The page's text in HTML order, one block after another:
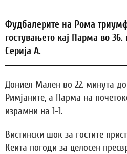
Фудбалерите на Рома
гостувањето кај Парма во 36.
Серија А.
Дониел Мален во 22. минута
Римјаните, а Парма на
израмни на 1-1.
Вистински шок за гостите
Кеита погоди за целосен